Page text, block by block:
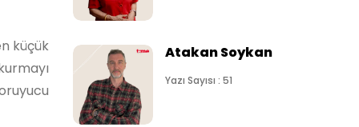
küçük
Atakan Soykan
Yazı Sayısı : 51